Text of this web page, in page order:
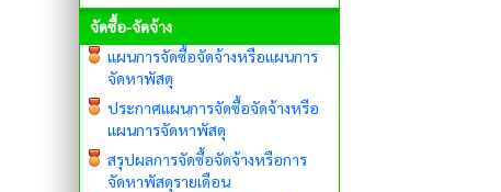
จัดซื้อ-จัดจ้าง
แผนการจัดซื้อจัดจ้างหรือแผนการ
จัดหาพัสดุ
ประกาศแผนการจัดซื้อจัดจ้างหรือ
แผนการจัดหาพัสดุ
สรุปผลการจัดซื้อจัดจ้างหรือการ
จัดหาพัสดุรายเดือน